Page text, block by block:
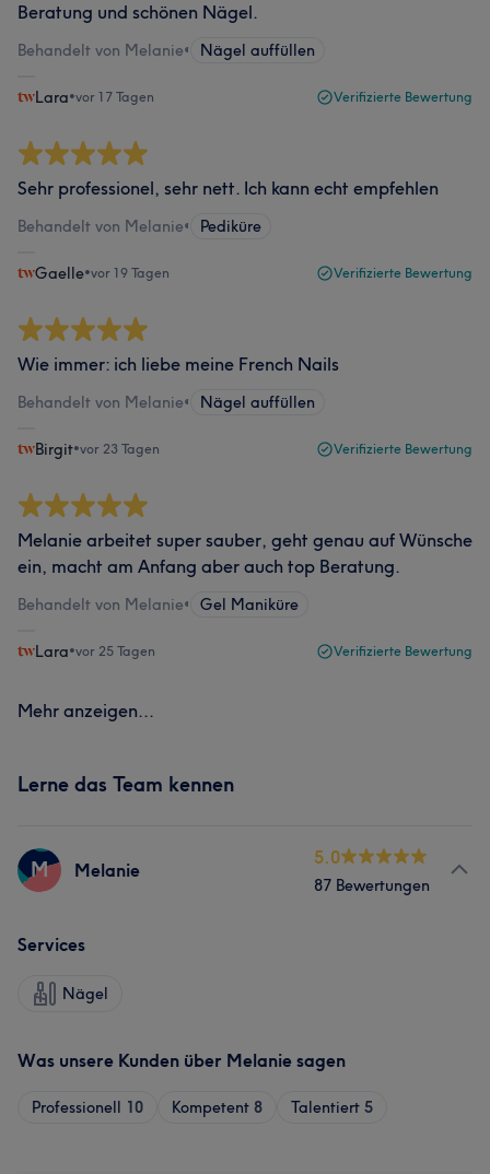
Beratung und schönen Nägel.
Behandelt von Melanie• Nägel auffüllen
Lara•vor 17 Tagen Verifizierte Bewertung
Sehr professionel, sehr nett. Ich kann echt empfehlen
Behandelt von Melanie• Pediküre
Gaelle•vor 19 Tagen Verifizierte Bewertung
Wie immer: ich liebe meine French Nails
Behandelt von Melanie• Nägel auffüllen
Birgit•vor 23 Tagen Verifizierte Bewertung
Melanie arbeitet super sauber, geht genau auf Wünsche
ein, macht am Anfang aber auch top Beratung.
Behandelt von Melanie• Gel Maniküre
Lara•vor 25 Tagen Verifizierte Bewertung
Mehr anzeigen...
Lerne das Team kennen
M Melanie
5.0
87 Bewertungen
Services
Nägel
Was unsere Kunden über Melanie sagen
Professionell 10 Kompetent 8 Talentiert 5